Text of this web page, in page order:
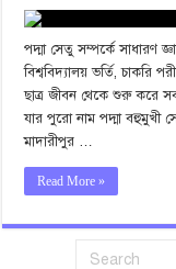
পদ্মা সেতু সম্পর্কে সাধারণ
বিশ্ববিদ্যালয় ভর্তি, চাকরি
ছাত্র জীবন থেকে শুরু করে
যার পুরো নাম পদ্মা বহুমুখী
মাদারীপুর …
Read More »